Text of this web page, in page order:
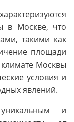
в Москве, что
такими как
площади
Москвы
условия и
явлений.
и